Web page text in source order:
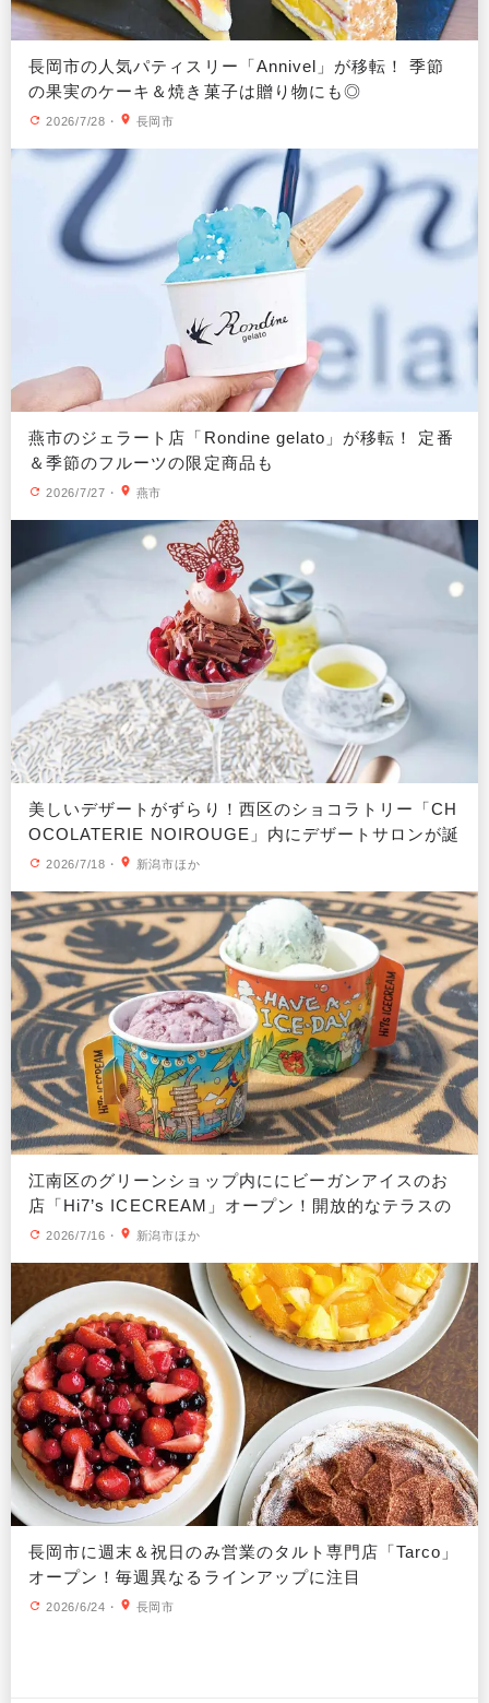
長岡市の人気パティスリー「Annivel」が移転！ 季節
の果実のケーキ＆焼き菓子は贈り物にも◎
2026/7/28 ・ 長岡市
燕市のジェラート店「Rondine gelato」が移転！ 定番
＆季節のフルーツの限定商品も
2026/7/27 ・ 燕市
美しいデザートがずらり！西区のショコラトリー「CH
OCOLATERIE NOIROUGE」内にデザートサロンが誕
生2026/7/18 ・ 新潟市ほか
江南区のグリーンショップ内ににビーガンアイスのお
店「Hi7’s ICECREAM」オープン！開放的なテラスの
イートインも
2026/7/16 ・ 新潟市ほか
長岡市に週末＆祝日のみ営業のタルト専門店「Tarco」
オープン！毎週異なるラインアップに注目
2026/6/24 ・ 長岡市